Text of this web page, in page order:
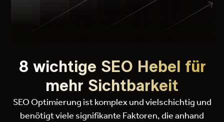
8 wichtige SEO Hebel für
mehr Sichtbarkeit
SEO Optimierung ist komplex und vielschichtig und
benötigt viele signifikante Faktoren, die anhand